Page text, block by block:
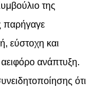
της
παρήγαγε
εύστοχη και
αειφόρο ανάπτυξη.
ότι